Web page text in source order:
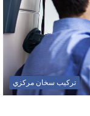
تركيب سخان مركزي